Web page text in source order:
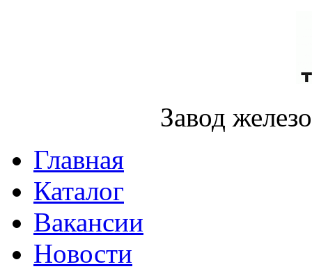
Завод
Главная
Каталог
Вакансии
Новости